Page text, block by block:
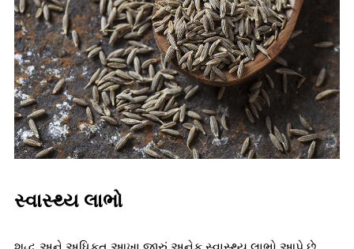
સ્વાસ્થ્ય લાભો